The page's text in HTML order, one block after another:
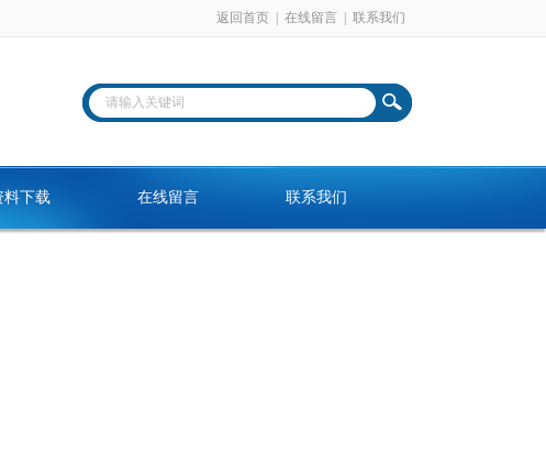
返回首页 在线留言 联系我们
料下载 在线留言 联系我们